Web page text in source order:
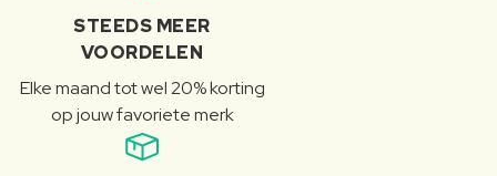
STEEDS MEER
VOORDELEN
Elke maand tot wel 20% korting
op jouw favoriete merk